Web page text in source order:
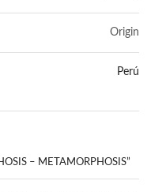
Origin
Perú
– METAMORPHOSIS”